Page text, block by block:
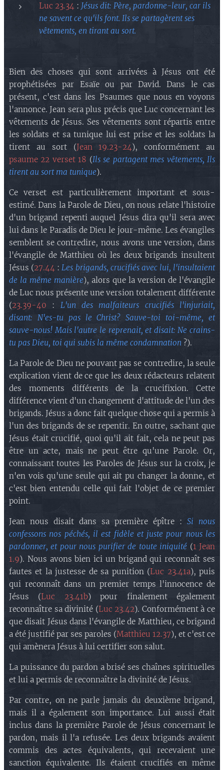
Luc 23.34 : Jésus dit: Père, pardonne-leur, car ils
ne savent ce qu'ils font. Ils se partagèrent ses
vêtements, en tirant au sort.
Bien des choses qui sont arrivées à Jésus ont été
prophétisées par Esaïe ou par David. Dans le cas
présent, c'est dans les Psaumes que nous en voyons
l'annonce. Jean sera plus précis que Luc concernant les
vêtements de Jésus. Ses vêtements sont répartis entre
les soldats et sa tunique lui est prise et les soldats la
tirent au sort (Jean 19.23-24), conformément au
psaume 22 verset 18 (Ils se partagent mes vêtements, Ils
tirent au sort ma tunique).
Ce verset est particulièrement important et sous-
estimé. Dans la Parole de Dieu, on nous relate l'histoire
d'un brigand repenti auquel Jésus dira qu'il sera avec
lui dans le Paradis de Dieu le jour-même. Les évangiles
semblent se contredire, nous avons une version, dans
l'évangile de Matthieu où les deux brigands insultent
Jésus (27.44 :Les brigands, crucifiés avec lui, l'insultaient
de la même manière), alors que la version de l'évangile
de Luc nous présente une version totalement différente
(23.39-40 : L'un des malfaiteurs crucifiés l'injuriait,
disant: N'es-tu pas le Christ? Sauve-toi toi-même, et
sauve-nous! Mais l'autre le reprenait, et disait: Ne crains-
tu pas Dieu, toi qui subis la même condamnation ?).
La Parole de Dieu ne pouvant pas se contredire, la seule
explication vient de ce que les deux rédacteurs relatent
des moments différents de la crucifixion. Cette
différence vient d'un changement d'attitude de l'un des
brigands. Jésus a donc fait quelque chose qui a permis à
l'un des brigands de se repentir. En outre, sachant que
Jésus était crucifié, quoi qu'il ait fait, cela ne peut pas
être un acte, mais ne peut être qu'une Parole. Or,
connaissant toutes les Paroles de Jésus sur la croix, je
n'en vois qu'une seule qui ait pu changer la donne, et
c'est bien entendu celle qui fait l'objet de ce premier
point.
Jean nous disait dans sa première épître : Si nous
confessons nos péchés, il est fidèle et juste pour nous les
pardonner, et pour nous purifier de toute iniquité (1 Jean
1.9). Nous avons bien ici un brigand qui reconnaît ses
fautes et la justesse de sa punition (Luc 23.41a), puis
qui reconnaît dans un premier temps l'innocence de
Jésus (Luc 23.41b) pour finalement également
reconnaître sa divinité (Luc 23.42). Conformément à ce
que disait Jésus dans l'évangile de Matthieu, ce brigand
a été justifié par ses paroles (Matthieu 12.37), et c'est ce
qui amènera Jésus à lui certifier son salut.
La puissance du pardon a brisé ses chaînes spirituelles
et lui a permis de reconnaître la divinité de Jésus.
Par contre, on ne parle jamais du deuxième brigand,
mais il a également son importance. Lui aussi était
inclus dans la première Parole de Jésus concernant le
pardon, mais il l'a refusée. Les deux brigands avaient
commis des actes équivalents, qui recevaient une
sanction équivalente. Ils étaient crucifiés en même